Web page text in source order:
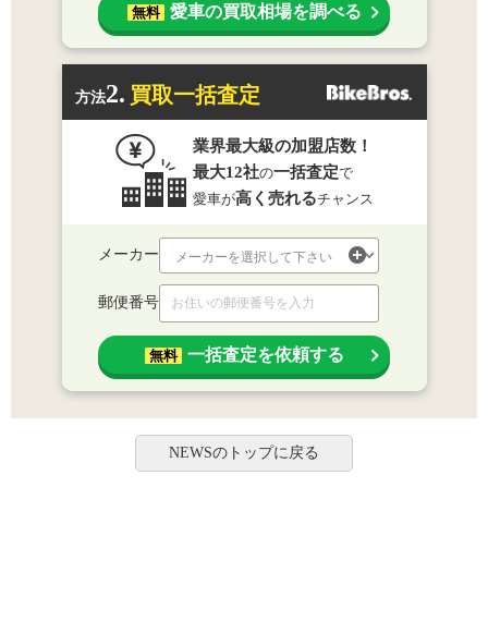
無料 愛車の買取相場を調べる
方法2. 買取一括査定
業界最大級の加盟店数！
最大12社の一括査定で
愛車が高く売れるチャンス
メーカー
郵便番号
無料 一括査定を依頼する
NEWSのトップに戻る